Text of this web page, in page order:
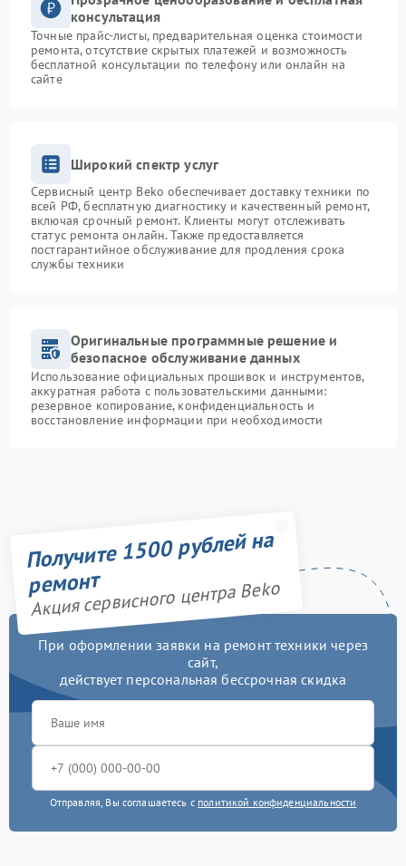
консультация
Точные прайс-листы, предварительная оценка стоимости
ремонта, отсутствие скрытых платежей и возможность
бесплатной консультации по телефону или онлайн на
сайте
Широкий спектр услуг
Сервисный центр Beko обеспечивает доставку техники по
всей РФ, бесплатную диагностику и качественный ремонт,
включая срочный ремонт. Клиенты могут отслеживать
статус ремонта онлайн. Также предоставляется
постгарантийное обслуживание для продления срока
службы техники
Оригинальные программные решение и
безопасное обслуживание данных
Использование официальных прошивок и инструментов,
аккуратная работа с пользовательскими данными:
резервное копирование, конфиденциальность и
восстановление информации при необходимости
Получите 1500 рублей на
ремонт
Акция сервисного центра Beko
При оформлении заявки на ремонт техники через
сайт,
действует персональная бессрочная скидка
Отправляя, Вы соглашаетесь с политикой конфиденциальности